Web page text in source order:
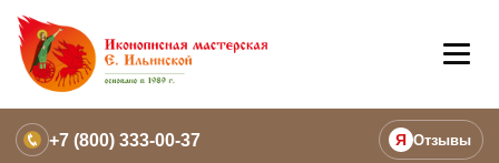
+7 (800) 333-00-37 Я Отзывы